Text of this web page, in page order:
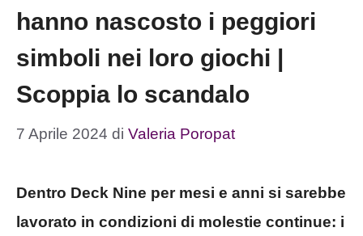
hanno nascosto i peggiori
simboli nei loro giochi |
Scoppia lo scandalo
7 Aprile 2024 di Valeria Poropat
Dentro Deck Nine per mesi e anni si sarebbe
lavorato in condizioni di molestie continue: i